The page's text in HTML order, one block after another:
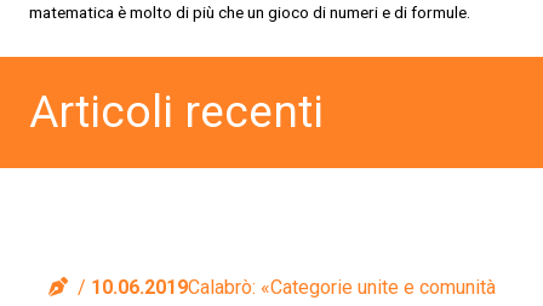
matematica è molto di più che un gioco di numeri e di formule.
Articoli recenti
10.06.2019Calabrò: «Categorie unite e comunità